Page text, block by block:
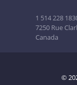
1 514 228
7250 Rue
Canada
©